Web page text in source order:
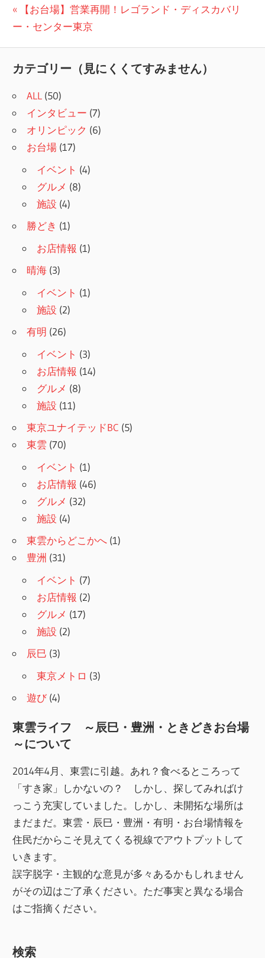
投
稿
ビ
ゲ
ー
シ
ョ
ン
前
の
【お台場】営業再開！レゴランド・ディスカバリ
ー・センター東京
カテゴリー（見にくくてすみません）
ALL (50)
インタビュー (7)
オリンピック (6)
お台場 (17)
イベント (4)
グルメ (8)
施設 (4)
勝どき (1)
お店情報 (1)
晴海 (3)
イベント (1)
施設 (2)
有明 (26)
イベント (3)
お店情報 (14)
グルメ (8)
施設 (11)
東京ユナイテッドBC (5)
東雲 (70)
イベント (1)
お店情報 (46)
グルメ (32)
施設 (4)
東雲からどこかへ (1)
豊洲 (31)
イベント (7)
お店情報 (2)
グルメ (17)
施設 (2)
辰巳 (3)
東京メトロ (3)
遊び (4)
東雲ライフ ～辰巳・豊洲・ときどきお台場
～について
2014年4月、東雲に引越。あれ？食べるところって
「すき家」しかないの？ しかし、探してみればけ
っこう充実していました。しかし、未開拓な場所は
まだまだ。東雲・辰巳・豊洲・有明・お台場情報を
住民だからこそ見えてくる視線でアウトプットして
いきます。
誤字脱字・主観的な意見が多々あるかもしれません
がその辺はご了承ください。ただ事実と異なる場合
はご指摘ください。
検索